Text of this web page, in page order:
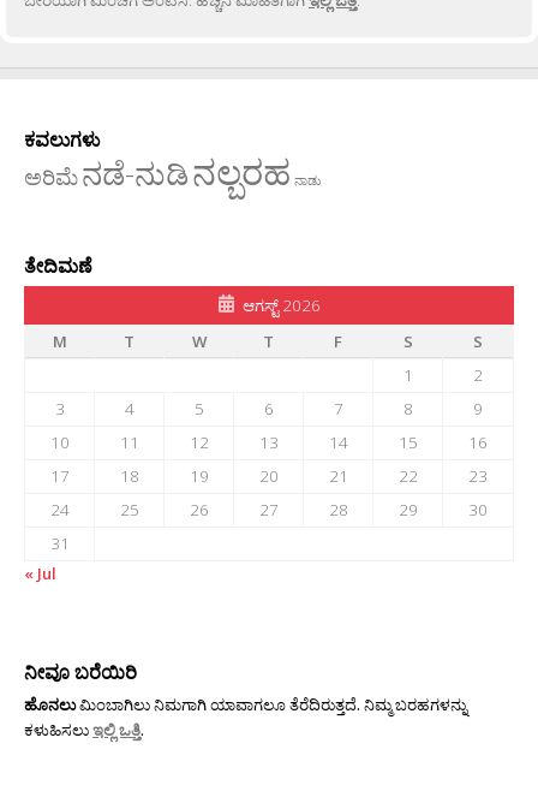
ಕವಲುಗಳು
ಅರಿಮೆನಡೆ-ನುಡಿನಲ್ಬರಹ ನಾಡು
ತೇದಿಮಣೆ
ಆಗಸ್ಟ್ 2026
M
T W T F S
S
1
2
3
4 5 6 7 8
9
10
11 12 13 14 15
16
17
18 19 20 21 22
23
24
25 26 27 28 29
30
31
« Jul
ನೀವೂ ಬರೆಯಿರಿ
ಹೊನಲುಮಿಂಬಾಗಿಲು ನಿಮಗಾಗಿ ಯಾವಾಗಲೂ ತೆರೆದಿರುತ್ತದೆ. ನಿಮ್ಮ ಬರಹಗಳನ್ನು
ಕಳುಹಿಸಲುಇಲ್ಲಿ ಒತ್ತಿ.